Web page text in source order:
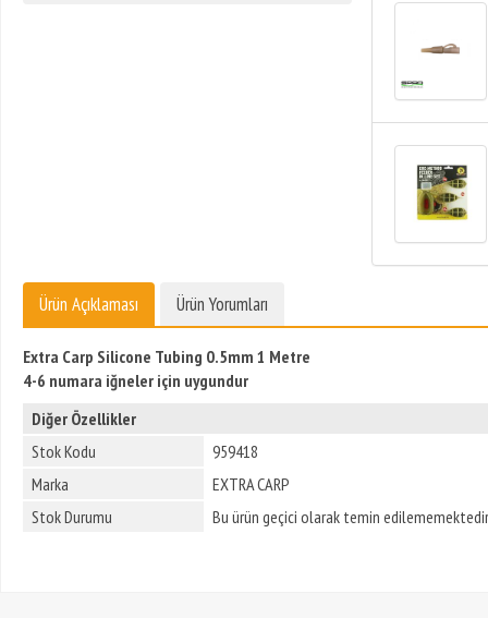
Ürün Açıklaması Ürün Yorumları
Extra Carp Silicone Tubing 0.5mm 1 Metre
4-6 numara iğneler için uygundur
Diğer Özellikler
Stok Kodu
959418
Marka
EXTRA CARP
Stok Durumu
Bu ürün geçici olarak temin